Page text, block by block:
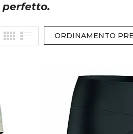
ORDINAMENTO